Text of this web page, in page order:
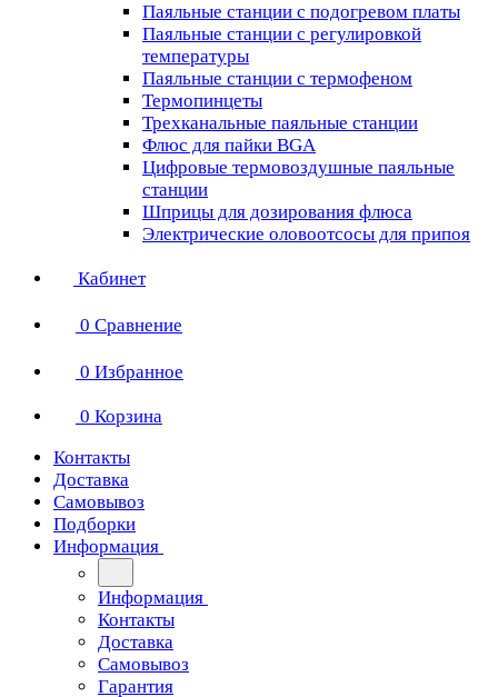
Паяльные станции с подогревом платы
Паяльные станции с регулировкой
температуры
Паяльные станции с термофеном
Термопинцеты
Трехканальные паяльные станции
Флюс для пайки BGA
Цифровые термовоздушные паяльные
станции
Шприцы для дозирования флюса
Электрические оловоотсосы для припоя
Кабинет
0 Сравнение
0 Избранное
0 Корзина
Контакты
Доставка
Самовывоз
Подборки
Информация
Информация
Контакты
Доставка
Самовывоз
Гарантия